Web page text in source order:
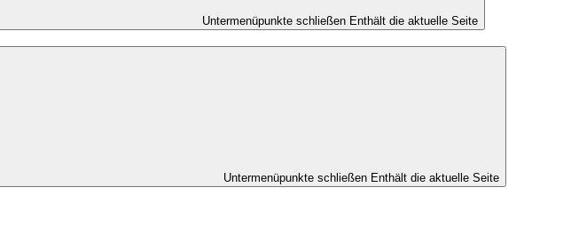
Untermenüpunkte schließen Enthält die aktuelle Seite
Untermenüpunkte schließen Enthält die aktuelle Seite